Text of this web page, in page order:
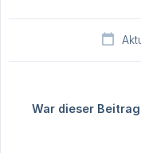
War dieser